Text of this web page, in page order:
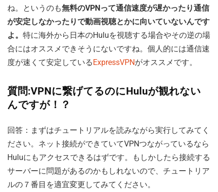
ね。というのも無料のVPNって通信速度が遅かったり通信
が安定しなかったりで動画視聴とかに向いていないんです
よ。 特に海外から日本のHuluを視聴する場合やその逆の場
合にはオススメできそうにないですね。個人的には通信速
度が速くて安定している ExpressVPNがオススメです。
質問:VPNに繋げてるのにHuluが観れない
んですが！？
回答：まずはチュートリアルを読みながら実行してみてく
ださい。ネット接続ができていてVPNつながっているなら
Huluにもアクセスできるはずです。もしかしたら接続する
サーバーに問題があるのかもしれないので、チュートリア
ルの７番目を適宜変更してみてください。